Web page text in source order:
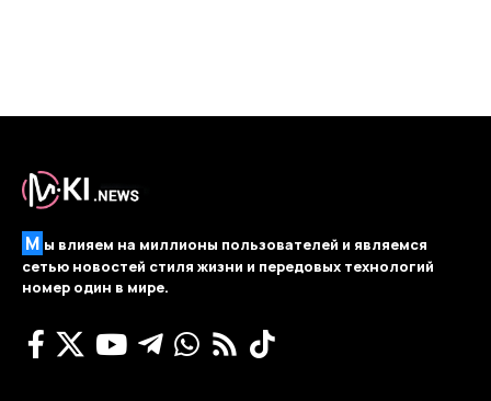
М ы влияем на миллионы пользователей и являемся
сетью новостей стиля жизни и передовых технологий
номер один в мире.